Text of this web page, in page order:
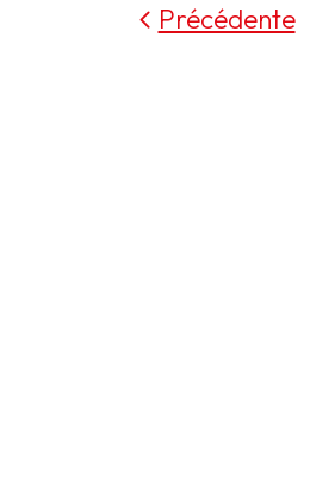
Précédente